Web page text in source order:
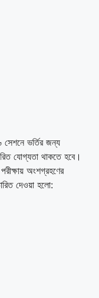
ভর্তির জন্য
যোগ্যতা থাকতে হবে।
অংশগ্রহণের
দেওয়া হলো: